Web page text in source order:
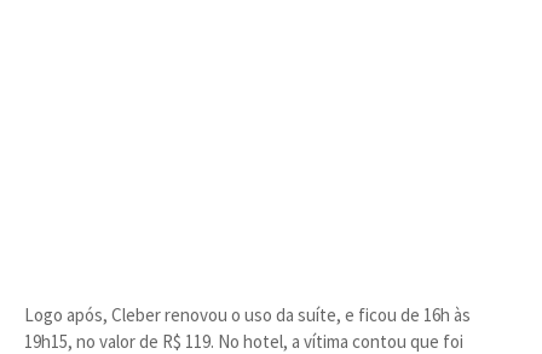
Logo após, Cleber renovou o uso da suíte, e ficou de 16h às
19h15, no valor de R$ 119. No hotel, a vítima contou que foi